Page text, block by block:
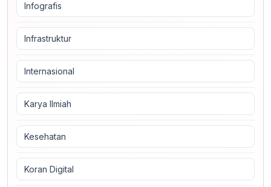
Infografis
Infrastruktur
Internasional
Karya Ilmiah
Kesehatan
Koran Digital